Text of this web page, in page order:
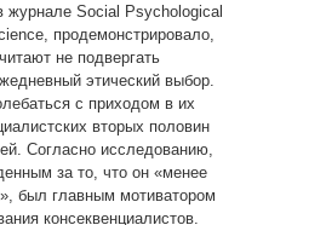
журнале Social Psychological
продемонстрировало,
не подвергать
этический выбор.
с приходом в их
вторых половин
Согласно исследованию,
за то, что он «менее
был главным мотиватором
консеквенциалистов.